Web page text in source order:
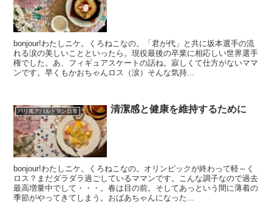
bonjour!わたしニケ。くろねこなの。「君が代」と共に坂本選手の流
れる涙の美しいことといったら。現役最後の卒業に相応しい世界選手
権でした。あ、フィギュアスケートの話ね。寂しくて仕方がないママ
ンです。早くもかおちゃんロス（涙）そんな気持...
パリ風アパルトマン日常 清潔感と健康を維持するために
bonjour!わたしニケ。くろねこなの。オリンピックが終わって軽～く
ロス？まだダラダラ過ごしているママンです。こんな調子なので過去
最高増量中でして・・・。春は目の前。そしてあっという間に薄着の
季節がやってきてしまう。おばあちゃんになった...